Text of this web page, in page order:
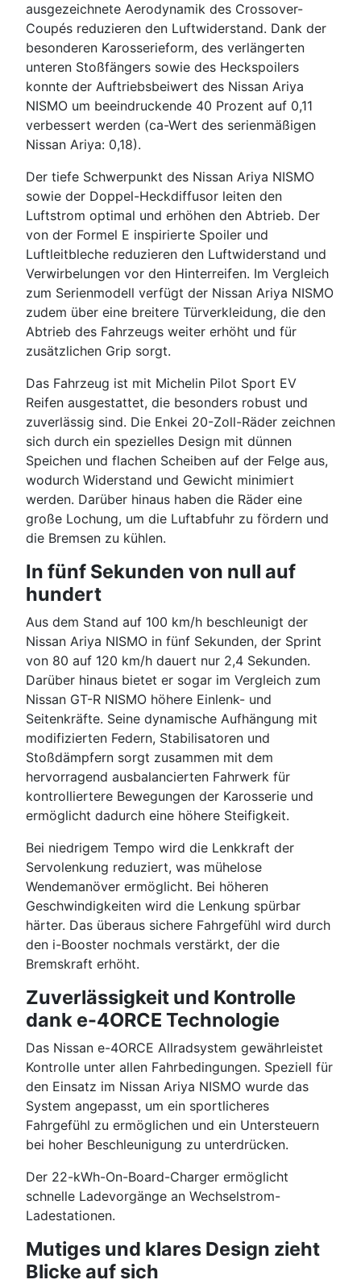
ausgezeichnete Aerodynamik des Crossover-
Coupés reduzieren den Luftwiderstand. Dank der
besonderen Karosserieform, des verlängerten
unteren Stoßfängers sowie des Heckspoilers
konnte der Auftriebsbeiwert des Nissan Ariya
NISMO um beeindruckende 40 Prozent auf 0,11
verbessert werden (ca-Wert des serienmäßigen
Nissan Ariya: 0,18).
Der tiefe Schwerpunkt des Nissan Ariya NISMO
sowie der Doppel-Heckdiffusor leiten den
Luftstrom optimal und erhöhen den Abtrieb. Der
von der Formel E inspirierte Spoiler und
Luftleitbleche reduzieren den Luftwiderstand und
Verwirbelungen vor den Hinterreifen. Im Vergleich
zum Serienmodell verfügt der Nissan Ariya NISMO
zudem über eine breitere Türverkleidung, die den
Abtrieb des Fahrzeugs weiter erhöht und für
zusätzlichen Grip sorgt.
Das Fahrzeug ist mit Michelin Pilot Sport EV
Reifen ausgestattet, die besonders robust und
zuverlässig sind. Die Enkei 20-Zoll-Räder zeichnen
sich durch ein spezielles Design mit dünnen
Speichen und flachen Scheiben auf der Felge aus,
wodurch Widerstand und Gewicht minimiert
werden. Darüber hinaus haben die Räder eine
große Lochung, um die Luftabfuhr zu fördern und
die Bremsen zu kühlen.
In fünf Sekunden von null auf
hundert
Aus dem Stand auf 100 km/h beschleunigt der
Nissan Ariya NISMO in fünf Sekunden, der Sprint
von 80 auf 120 km/h dauert nur 2,4 Sekunden.
Darüber hinaus bietet er sogar im Vergleich zum
Nissan GT-R NISMO höhere Einlenk- und
Seitenkräfte. Seine dynamische Aufhängung mit
modifizierten Federn, Stabilisatoren und
Stoßdämpfern sorgt zusammen mit dem
hervorragend ausbalancierten Fahrwerk für
kontrolliertere Bewegungen der Karosserie und
ermöglicht dadurch eine höhere Steifigkeit.
Bei niedrigem Tempo wird die Lenkkraft der
Servolenkung reduziert, was mühelose
Wendemanöver ermöglicht. Bei höheren
Geschwindigkeiten wird die Lenkung spürbar
härter. Das überaus sichere Fahrgefühl wird durch
den i-Booster nochmals verstärkt, der die
Bremskraft erhöht.
Zuverlässigkeit und Kontrolle
dank e-4ORCE Technologie
Das Nissan e-4ORCE Allradsystem gewährleistet
Kontrolle unter allen Fahrbedingungen. Speziell für
den Einsatz im Nissan Ariya NISMO wurde das
System angepasst, um ein sportlicheres
Fahrgefühl zu ermöglichen und ein Untersteuern
bei hoher Beschleunigung zu unterdrücken.
Der 22-kWh-On-Board-Charger ermöglicht
schnelle Ladevorgänge an Wechselstrom-
Ladestationen.
Mutiges und klares Design zieht
Blicke auf sich